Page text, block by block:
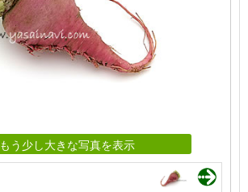
もう少し大きな写真を表示